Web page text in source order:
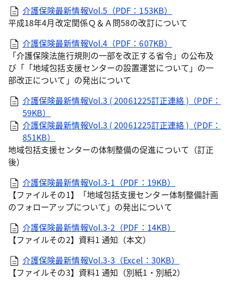
介護保険最新情報Vol.5（PDF：153KB）
平成18年4月改定関係Ｑ＆Ａ問58の改訂について
介護保険最新情報Vol.4（PDF：607KB）
「介護保険法施行規則の一部を改正する省令」の公布及
び「「地域包括支援センターの設置運営について」の一
部改正について」の発出について
介護保険最新情報Vol.3 ( 20061225訂正連絡 )（PDF：
59KB）
介護保険最新情報Vol.3 ( 20061225訂正連絡 )（PDF：
851KB）
地域包括支援センターの体制整備の促進について（訂正
後）
介護保険最新情報Vol.3-1（PDF：19KB）
【ファイルその1】「地域包括支援センター体制整備計画
のフォローアップについて」の発出について
介護保険最新情報Vol.3-2（PDF：14KB）
【ファイルその2】資料1 通知（本文）
介護保険最新情報Vol.3-3（Excel：30KB）
【ファイルその3】資料1 通知（別紙1・別紙2）